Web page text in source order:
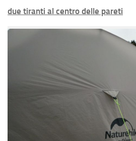
due tiranti al centro delle pareti